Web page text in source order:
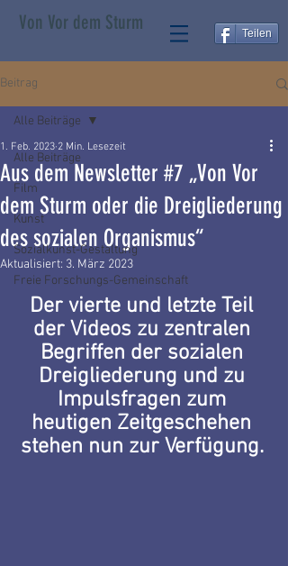
Von Vor dem Sturm Teilen
Beitrag
Alle Beiträge
Film
Kunst
Sozialkunst-Gestaltung
Freie Forschungs-Gemeinschaft
Alle Beiträge
Aus dem Newsletter #7 „Von Vor
dem Sturm oder die Dreigliederung
des sozialen Organismus“
1. Feb. 2023 2 Min. Lesezeit
Aktualisiert: 3. März 2023
Der vierte und letzte Teil
der Videos zu zentralen
Begriffen der sozialen
Dreigliederung und zu
Impulsfragen zum
heutigen Zeitgeschehen
stehen nun zur Verfügung.